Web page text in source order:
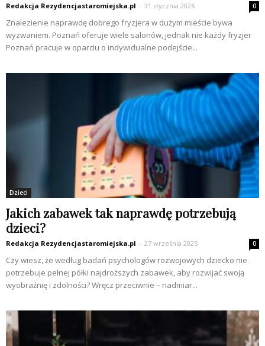
Redakcja Rezydencjastaromiejska.pl - 31 stycznia 2026 0
Znalezienie naprawdę dobrego fryzjera w dużym mieście bywa
wyzwaniem. Poznań oferuje wiele salonów, jednak nie każdy fryzjer
Poznań pracuje w oparciu o indywidualne podejście...
Dzieci
Jakich zabawek tak naprawdę potrzebują
dzieci?
Redakcja Rezydencjastaromiejska.pl - 27 września 2025 0
Czy wiesz, że według badań psychologów rozwojowych dziecko nie
potrzebuje pełnej półki najdroższych zabawek, aby rozwijać swoją
wyobraźnię i zdolności? Wręcz przeciwnie – nadmiar...